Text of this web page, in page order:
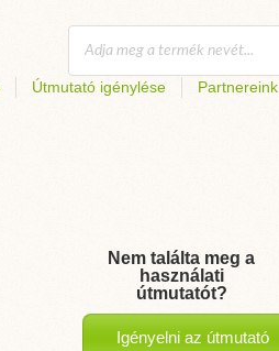
Útmutató igénylése Partnereink
Nem találta meg a
használati
útmutatót?
Igényelni az útmutató